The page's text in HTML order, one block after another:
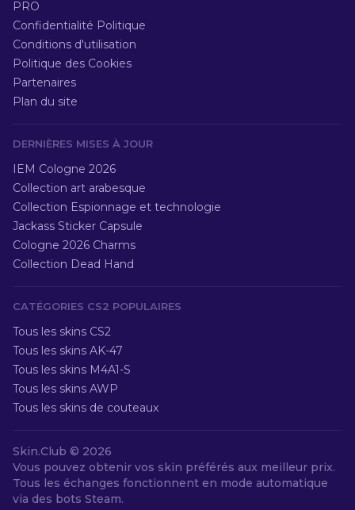
PRO
Confidentialité Politique
Conditions d'utilisation
Politique des Cookies
Partenaires
Plan du site
DERNIÈRES MISES À JOUR
IEM Cologne 2026
Collection art arabesque
Collection Espionnage et technologie
Jackass Sticker Capsule
Cologne 2026 Charms
Collection Dead Hand
CATÉGORIES CS2 POPULAIRES
Tous les skins CS2
Tous les skins AK-47
Tous les skins M4A1-S
Tous les skins AWP
Tous les skins de couteaux
Skin.Club © 2026
Vous pouvez obtenir vos skin préférés aux meilleur prix.
Tous les échanges fonctionnent en mode automatique
via des bots Steam.